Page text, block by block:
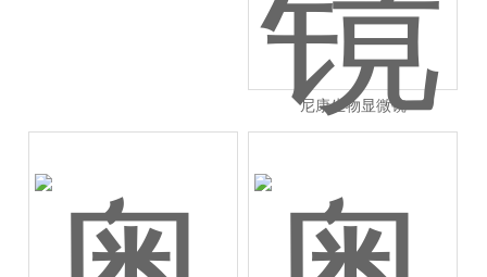
尼康生物显微镜